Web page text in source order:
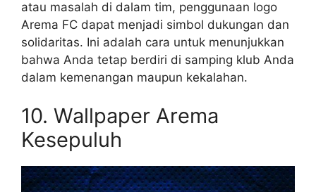
atau masalah di dalam tim, penggunaan logo
Arema FC dapat menjadi simbol dukungan dan
solidaritas. Ini adalah cara untuk menunjukkan
bahwa Anda tetap berdiri di samping klub Anda
dalam kemenangan maupun kekalahan.
10. Wallpaper Arema
Kesepuluh